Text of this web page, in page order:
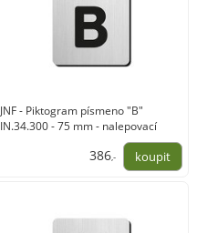
JNF - Piktogram písmeno "B"
IN.34.300 - 75 mm - nalepovací
386,-